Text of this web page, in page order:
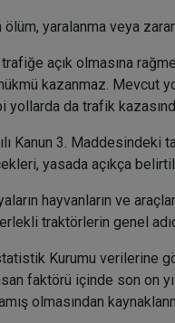
ölüm, yaralanma veya
açık olmasına
kazanmaz. Mevcut
yollarda da trafik
Kanun 3. Maddesindeki
yasada açıkça
hayvanların ve
traktörlerin genel
Kurumu verilerine
faktörü içinde son on
olmasından